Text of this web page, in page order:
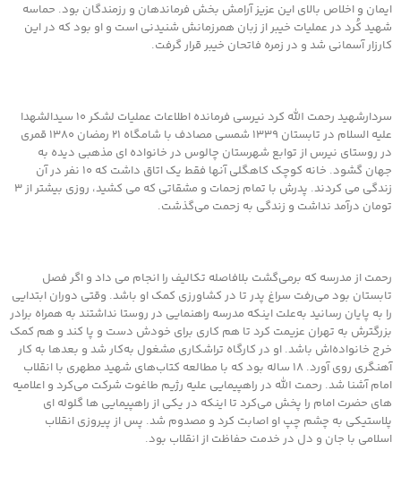
ایمان و اخلاص بالای این عزیز آرامش بخش فرماندهان و رزمندگان بود. حماسه
شهید کُرد در عملیات خیبر از زبان همرزمانش شنیدنی است و او بود که در این
کارزار آسمانی شد و در زمره فاتحان خیبر قرار گرفت.
سردارشهید رحمت الله کرد نیرسی فرمانده اطلاعات عملیات لشکر ۱۰ سیدالشهدا
علیه السلام در تابستان ۱۳۳۹ شمسی مصادف با شامگاه ۲۱ رمضان ۱۳۸۰ قمری
در روستای نیرس از توابع شهرستان چالوس در خانواده ای مذهبی دیده به
جهان گشود. خانه کوچک کاهگلی آنها فقط یک اتاق داشت که ۱۰ نفر در آن
زندگی می کردند. پدرش با تمام زحمات و مشقاتی که می کشید، روزی بیشتر از ۳
تومان درآمد نداشت و زندگی به زحمت می‌گذشت.
رحمت از مدرسه که برمی‌گشت بلافاصله تکالیف را انجام می داد و اگر فصل
تابستان بود می‌رفت سراغ پدر تا در کشاورزی کمک او باشد. وقتی دوران ابتدایی
را به پایان رسانید به‌علت اینکه مدرسه راهنمایی در روستا نداشتند به همراه برادر
بزرگترش به تهران عزیمت کرد تا هم کاری برای خودش دست و پا کند و هم کمک
خرج خانواده‌اش باشد. او در کارگاه تراشکاری مشغول به‌کار شد و بعدها به کار
آهنگری روی آورد. ۱۸ ساله بود که با مطالعه کتاب‌های شهید مطهری با انقلاب
امام آشنا شد. رحمت الله در راهپیمایی علیه رژیم طاغوت شرکت می‌کرد و اعلامیه
های حضرت امام را پخش می‌کرد تا اینکه در یکی از راهپیمایی ها گلوله ای
پلاستیکی به چشم چپ او اصابت کرد و مصدوم شد. پس از پیروزی انقلاب
اسلامی با جان و دل در خدمت حفاظت از انقلاب بود.